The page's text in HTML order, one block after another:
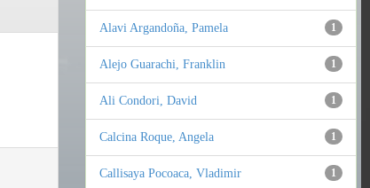
1
Alavi Argandoña, Pamela
1
Alejo Guarachi, Franklin
1
Ali Condori, David
1
Calcina Roque, Angela
1
Callisaya Pocoaca, Vladimir